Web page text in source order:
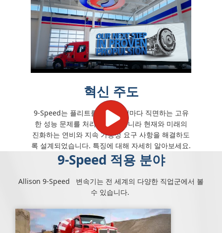
혁신 주도
9-Speed는 플리트를 운행할 때마다 직면하는 고유
한 성능 문제를 처리할 뿐만 아니라 현재와 미래의
진화하는 연비와 지속 가능성 요구 사항을 해결하도
록 설계되었습니다. 특징에 대해 자세히 알아보세요.
9-Speed 적용 분야
Allison 9-Speed 변속기는 전 세계의 다양한 직업군에서 볼
수 있습니다.